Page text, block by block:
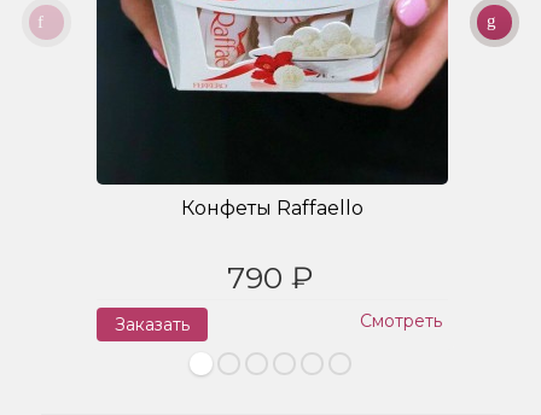
Конфеты Raffaello
790 ₽
Заказать Смотреть